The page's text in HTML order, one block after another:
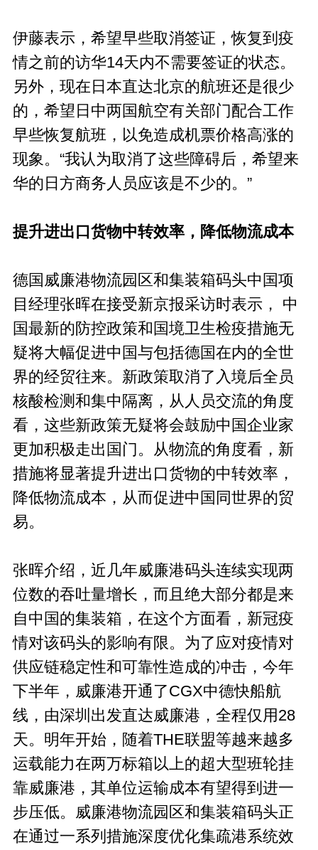
伊藤表示，希望早些取消签证，恢复到疫
情之前的访华14天内不需要签证的状态。
另外，现在日本直达北京的航班还是很少
的，希望日中两国航空有关部门配合工作
早些恢复航班，以免造成机票价格高涨的
现象。“我认为取消了这些障碍后，希望来
华的日方商务人员应该是不少的。”
提升进出口货物中转效率，降低物流成本
德国威廉港物流园区和集装箱码头中国项
目经理张晖在接受新京报采访时表示， 中
国最新的防控政策和国境卫生检疫措施无
疑将大幅促进中国与包括德国在内的全世
界的经贸往来。新政策取消了入境后全员
核酸检测和集中隔离，从人员交流的角度
看，这些新政策无疑将会鼓励中国企业家
更加积极走出国门。从物流的角度看，新
措施将显著提升进出口货物的中转效率，
降低物流成本，从而促进中国同世界的贸
易。
张晖介绍，近几年威廉港码头连续实现两
位数的吞吐量增长，而且绝大部分都是来
自中国的集装箱，在这个方面看，新冠疫
情对该码头的影响有限。为了应对疫情对
供应链稳定性和可靠性造成的冲击，今年
下半年，威廉港开通了CGX中德快船航
线，由深圳出发直达威廉港，全程仅用28
天。明年开始，随着THE联盟等越来越多
运载能力在两万标箱以上的超大型班轮挂
靠威廉港，其单位运输成本有望得到进一
步压低。威廉港物流园区和集装箱码头正
在通过一系列措施深度优化集疏港系统效